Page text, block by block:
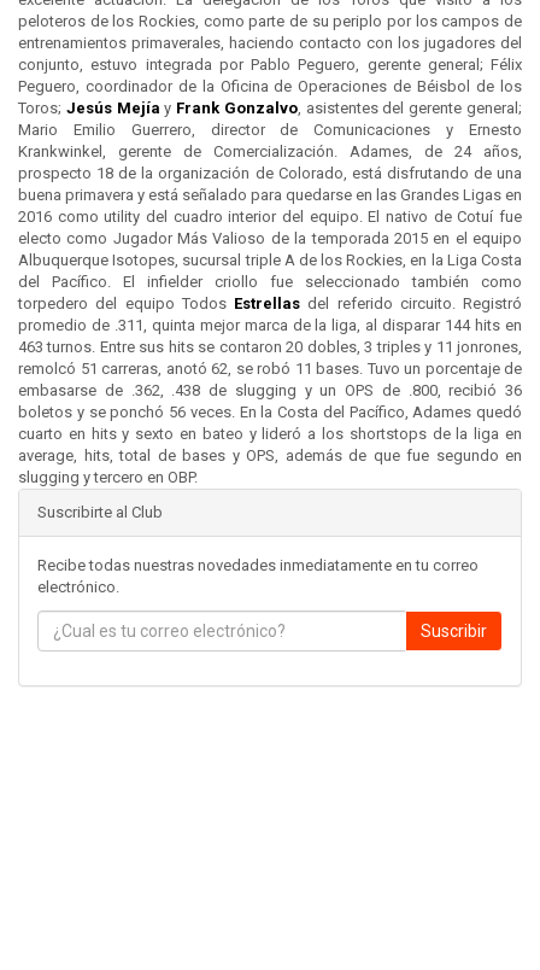
peloteros de los Rockies, como parte de su periplo por los campos de
entrenamientos primaverales, haciendo contacto con los jugadores del
conjunto, estuvo integrada por Pablo Peguero, gerente general; Félix
Peguero, coordinador de la Oficina de Operaciones de Béisbol de los
Toros; Jesús Mejía y Frank Gonzalvo, asistentes del gerente general;
Mario Emilio Guerrero, director de Comunicaciones y Ernesto
Krankwinkel, gerente de Comercialización. Adames, de 24 años,
prospecto 18 de la organización de Colorado, está disfrutando de una
buena primavera y está señalado para quedarse en las Grandes Ligas en
2016 como utility del cuadro interior del equipo. El nativo de Cotuí fue
electo como Jugador Más Valioso de la temporada 2015 en el equipo
Albuquerque Isotopes, sucursal triple A de los Rockies, en la Liga Costa
del Pacífico. El infielder criollo fue seleccionado también como
torpedero del equipo Todos Estrellas del referido circuito. Registró
promedio de .311, quinta mejor marca de la liga, al disparar 144 hits en
463 turnos. Entre sus hits se contaron 20 dobles, 3 triples y 11 jonrones,
remolcó 51 carreras, anotó 62, se robó 11 bases. Tuvo un porcentaje de
embasarse de .362, .438 de slugging y un OPS de .800, recibió 36
boletos y se ponchó 56 veces. En la Costa del Pacífico, Adames quedó
cuarto en hits y sexto en bateo y lideró a los shortstops de la liga en
average, hits, total de bases y OPS, además de que fue segundo en
slugging y tercero en OBP.
Suscribirte al Club
Recibe todas nuestras novedades inmediatamente en tu correo
electrónico.
Suscribir